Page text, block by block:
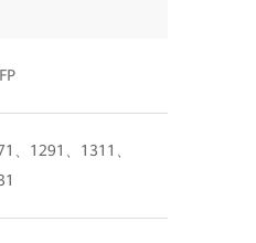
、1291、1311、